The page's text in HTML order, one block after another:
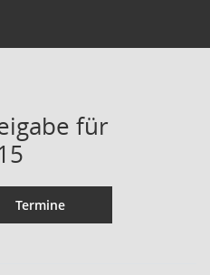
für
Termine